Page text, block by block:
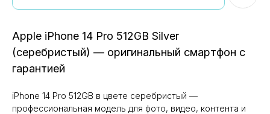
Apple iPhone 14 Pro 512GB Silver
(серебристый) — оригинальный смартфон с
гарантией
iPhone 14 Pro 512GB в цвете серебристый —
профессиональная модель для фото, видео, контента и